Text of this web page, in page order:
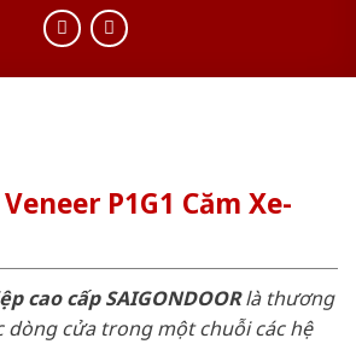
P1G1 Căm Xe-
cao cấp SAIGONDOORlà thương
dòng cửa trong một chuỗi các hệ